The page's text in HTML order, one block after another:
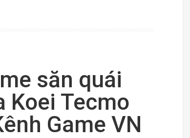
săn quái
Koei Tecmo
Game VN